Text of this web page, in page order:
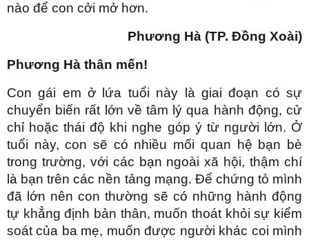
nào để con cởi mở hơn.
Phương Hà (TP. Đồng Xoài)
Phương Hà thân mến!
Con gái em ở lứa tuổi này là giai đoạn có sự
chuyển biến rất lớn về tâm lý qua hành động, cử
chỉ hoặc thái độ khi nghe góp ý từ người lớn. Ở
tuổi này, con sẽ có nhiều mối quan hệ bạn bè
trong trường, với các bạn ngoài xã hội, thậm chí
là bạn trên các nền tảng mạng. Để chứng tỏ mình
đã lớn nên con thường sẽ có những hành động
tự khẳng định bản thân, muốn thoát khỏi sự kiểm
soát của ba mẹ, muốn được người khác coi mình